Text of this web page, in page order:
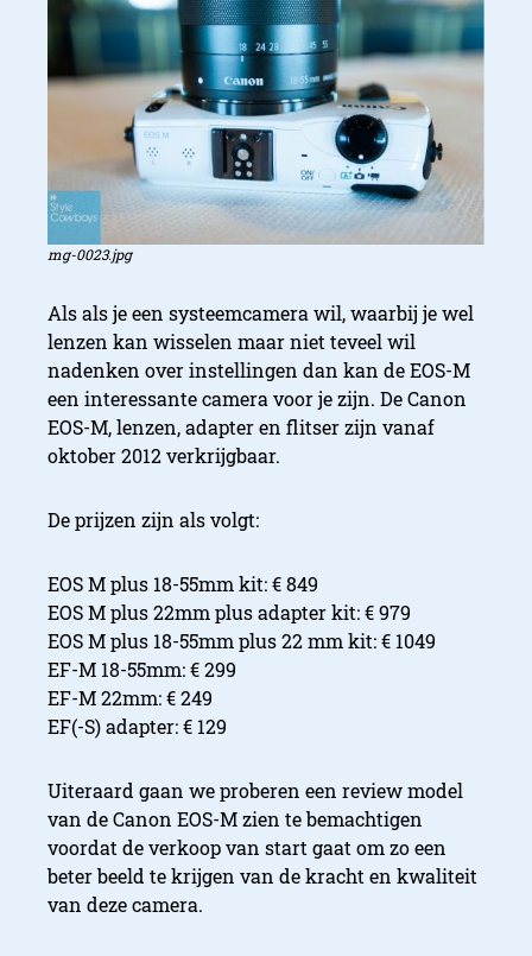
mg-0023.jpg
Als als je een systeemcamera wil, waarbij je wel
lenzen kan wisselen maar niet teveel wil
nadenken over instellingen dan kan de EOS-M
een interessante camera voor je zijn. De Canon
EOS-M, lenzen, adapter en flitser zijn vanaf
oktober 2012 verkrijgbaar.
De prijzen zijn als volgt:
EOS M plus 18-55mm kit: € 849
EOS M plus 22mm plus adapter kit: € 979
EOS M plus 18-55mm plus 22 mm kit: € 1049
EF-M 18-55mm: € 299
EF-M 22mm: € 249
EF(-S) adapter: € 129
Uiteraard gaan we proberen een review model
van deCanon EOS-M zien te bemachtigen
voordat de verkoop van start gaat om zo een
beter beeld te krijgen van de kracht en kwaliteit
van deze camera.